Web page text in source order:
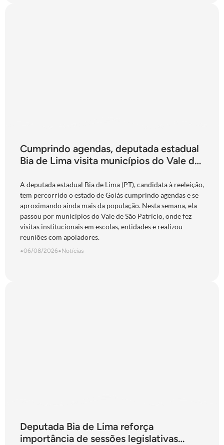
Cumprindo agendas, deputada estadual
Bia de Lima visita municípios do Vale do
A deputada estadual Bia de Lima (PT), candidata à reeleição,
tem percorrido o estado de Goiás cumprindo agendas e se
aproximando ainda mais da população. Nesta semana, ela
passou por municípios do Vale de São Patrício, onde fez
visitas institucionais em escolas, entidades e realizou
reuniões com apoiadores.
•06/08/2026•Notícias
Deputada Bia de Lima reforça
importância de sessões legislativas